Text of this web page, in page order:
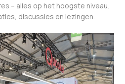
– alles op het hoogste niveau.
discussies en lezingen.